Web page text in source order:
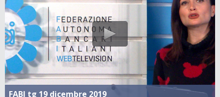
FABI tg 19 dicembre 2019